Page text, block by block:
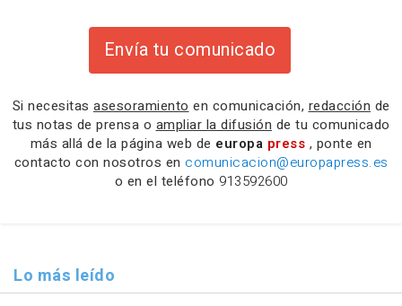
Envía tu comunicado
Si necesitas asesoramiento en comunicación, redacción de
tus notas de prensa o ampliar la difusión de tu comunicado
más allá de la página web de europa press , ponte en
contacto con nosotros en comunicacion@europapress.es
o en el teléfono 913592600
Lo más leído